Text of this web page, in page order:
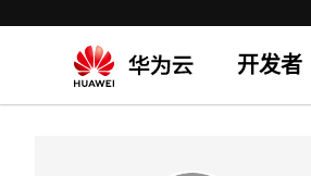
开发者